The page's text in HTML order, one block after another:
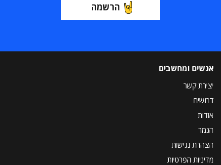
הרשמה
אנשים ומחשבים
יצירת קשר
דרושים
אודות
הנמר
הצהרת נגישות
מדיניות הפרטיות